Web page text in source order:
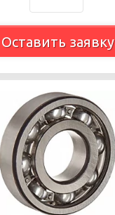
Оставить заявку